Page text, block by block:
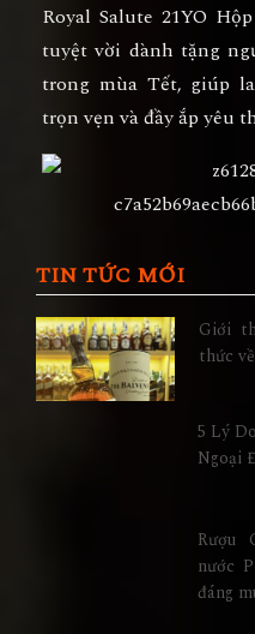
Royal Salute 21YO
tuyệt vời dành tặng
trong mùa Tết, giúp
trọn vẹn và đầy ắp yêu
TIN TỨC MỚI
Giới
thức
5 Lý
Ngoại
Rượu
nước
đáng